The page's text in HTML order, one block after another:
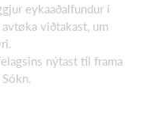
eykaaðalfundur í
viðtakast, um
nýtast til frama